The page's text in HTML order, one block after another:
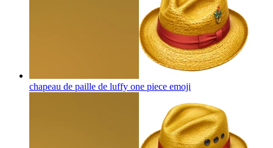
chapeau de paille de luffy one piece emoji